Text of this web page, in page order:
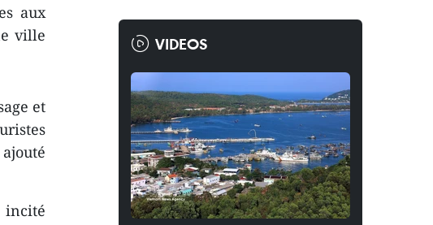
aux
ville
et
VIDEOS